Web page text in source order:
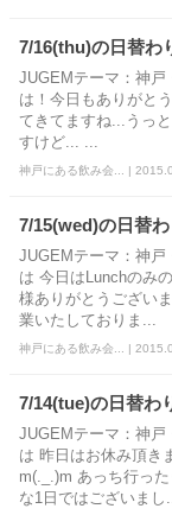
7/16(thu)の日替わ
JUGEMテーマ：神戸
は！今日もありがと
てきてますね...うっ
すけど... ...
神戸にある飲み会... |
7/15(wed)の日替
JUGEMテーマ：神戸
は 今日はLunchのみ
様ありがとうござい
業いたしておりま...
神戸にある飲み会... |
7/14(tue)の日替わ
JUGEMテーマ：神戸
は 昨日はお休み頂き
m(._.)m あっち行っ
な1日ではございまし...